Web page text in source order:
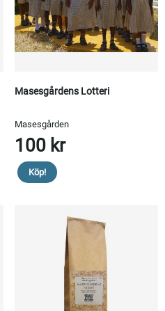
Masesgårdens Lotteri
Masesgården
100 kr
Köp!